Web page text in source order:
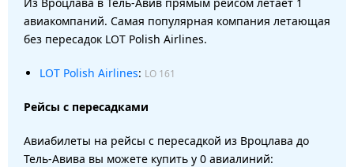
авиакомпаний. Самая популярная компания летающая
без пересадок LOT Polish Airlines.
LOT Polish Airlines: LO 161
Рейсы с пересадками
Авиабилеты на рейсы с пересадкой из Вроцлава до
Тель-Авива вы можете купить у 0 авиалиний: